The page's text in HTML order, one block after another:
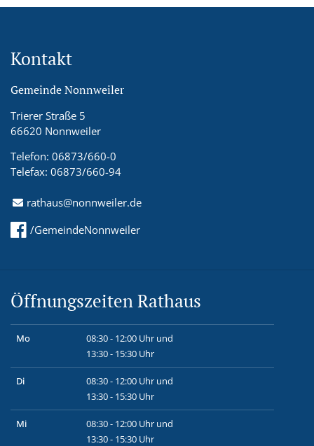
Kontakt
Gemeinde Nonnweiler
Trierer Straße 5
66620 Nonnweiler
Telefon: 06873/660-0
Telefax: 06873/660-94
rathaus@nonnweiler.de
/GemeindeNonnweiler
Öffnungszeiten Rathaus
Mo
08:30 - 12:00 Uhr und
13:30 - 15:30 Uhr
Di
08:30 - 12:00 Uhr und
13:30 - 15:30 Uhr
Mi
08:30 - 12:00 Uhr und
13:30 - 15:30 Uhr